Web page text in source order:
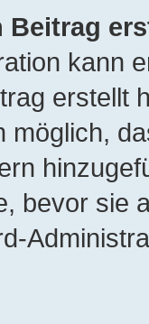
Beitrag
kann
erstellt
möglich,
bevor sie